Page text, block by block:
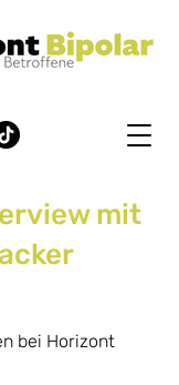
mit
bei Horizont